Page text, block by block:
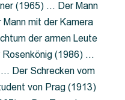
(1965) … Der Mann
mit der Kamera
der armen Leute
(1986) …
Der Schrecken vom
von Prag (1913)